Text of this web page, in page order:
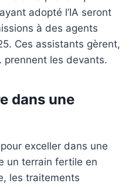
adopté l’IA seront
à des agents
Ces assistants gèrent,
les devants.
dans une
exceller dans une
un terrain fertile en
les traitements